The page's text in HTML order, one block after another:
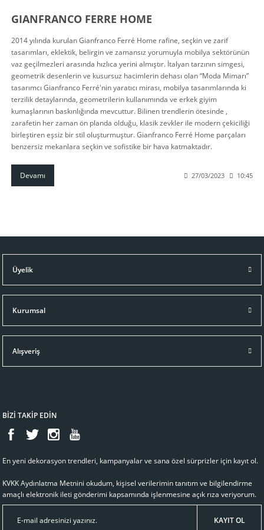
GIANFRANCO FERRE HOME
2014 yılında kurulan Gianfranco Ferré Home rafine, seçkin ve zarif
tasarımları, eklektik, belirgin ve zamansız yorumuyla mobilya sektörünün
vaz geçilmezleri arasında hızlıca yerini almıştır. İtalyan tarzının simgesi,
geometrik desenlerin ve kusursuz hacimlerin dehası olan “Moda Mimarı”
tasarımcı Gianfranco Ferré'nin yaratıcı mirası, mobilya tasarımlarında ki
terzilik detaylarında, geometrilerin kullanımında ve erkek giyim
kumaşlarının baskınlığında mevcuttur. Bilinen trendlerin ötesinde ,
zarafetin her zaman ön planda olduğu, klasik zevkler ile modern çekiciliği
birleştiren eşsiz bir stil oluşturmuştur. Gianfranco Ferré Home parçaları
benzersiz mekanlara seçkin ve sofistike bir hava katmaktadır.
Devamı 27/03/2023 10:45
Üyelik
Kurumsal
Alışveriş
BİZİ TAKİP EDİN
En yeni dekorasyon trendleri, kampanyalar ve sana özel sürprizler için kayıt ol.
KVKK Aydınlatma Metnini okudum, kişisel verilerimin tanıtım ve bilgilendirme
amaçlı elektronik ileti gönderimi kapsamında işlenmesine açık rıza veriyorum.
KAYIT OL